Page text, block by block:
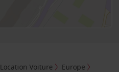
Location Voiture
Europe